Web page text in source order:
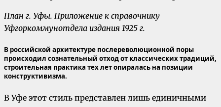
План г. Уфы. Приложение к справочнику
Уфгоркоммунотдела издания 1925 г.
В российской архитектуре послереволюционной поры
происходил сознательный отход от классических традиций,
строительная практика тех лет опиралась на позиции
конструктивизма.
В Уфе этот стиль представлен лишь единичными